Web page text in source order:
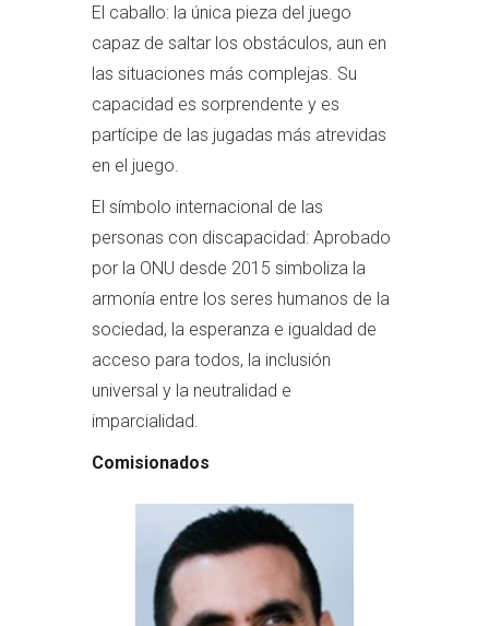
El caballo: la única pieza del juego
capaz de saltar los obstáculos, aun en
las situaciones más complejas. Su
capacidad es sorprendente y es
partícipe de las jugadas más atrevidas
en el juego.
El símbolo internacional de las
personas con discapacidad: Aprobado
por la ONU desde 2015 simboliza la
armonía entre los seres humanos de la
sociedad, la esperanza e igualdad de
acceso para todos, la inclusión
universal y la neutralidad e
imparcialidad.
Comisionados